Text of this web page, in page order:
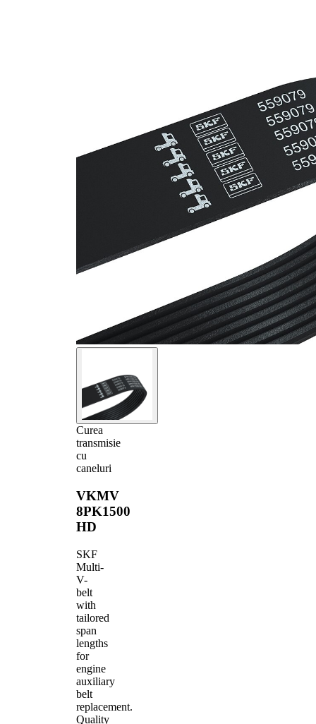
Curea
transmisie
cu
caneluri
VKMV
8PK1500
HD
SKF
Multi-
V-
belt
with
tailored
span
lengths
for
engine
auxiliary
belt
replacement.
Quality